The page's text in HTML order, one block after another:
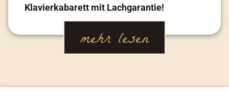
Klavierkabarett mit Lachgarantie!
mehr lesen